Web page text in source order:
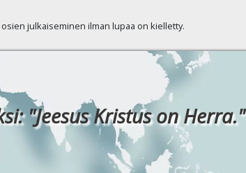
julkaiseminen ilman lupaa on kielletty.
"Jeesus Kristus on Herra."